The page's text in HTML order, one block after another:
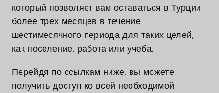
Свяжитесь
с нами
который позволяет вам оставаться в Турции
более трех месяцев в течение
шестимесячного периода для таких целей,
как поселение, работа или учеба.
Перейдя по ссылкам ниже, вы можете
получить доступ ко всей необходимой